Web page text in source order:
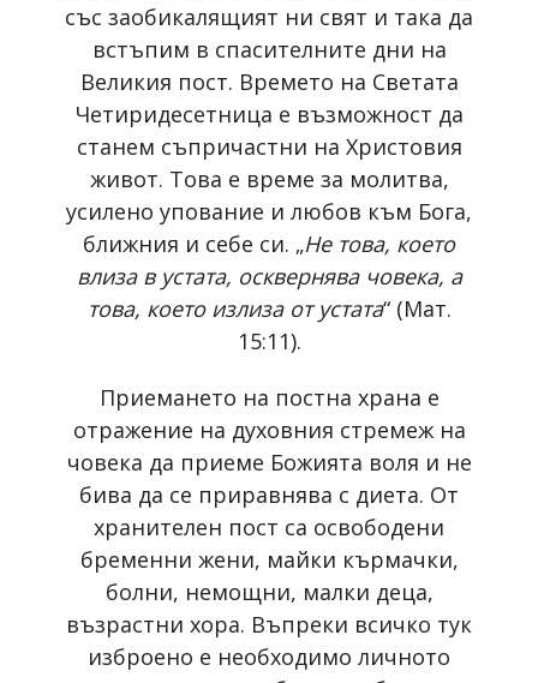
със заобикалящият ни свят и така да
встъпим в спасителните дни на
Великия пост. Времето на Светата
Четиридесетница е възможност да
станем съпричастни на Христовия
живот. Това е време за молитва,
усилено упование и любов към Бога,
ближния и себе си. „Не това, което
влиза в устата, осквернява човека, а
това, което излиза от устата“ (Мат.
15:11).
Приемането на постна храна е
отражение на духовния стремеж на
човека да приеме Божията воля и не
бива да се приравнява с диета. От
хранителен пост са освободени
бременни жени, майки кърмачки,
болни, немощни, малки деца,
възрастни хора. Въпреки всичко тук
изброено е необходимо личното